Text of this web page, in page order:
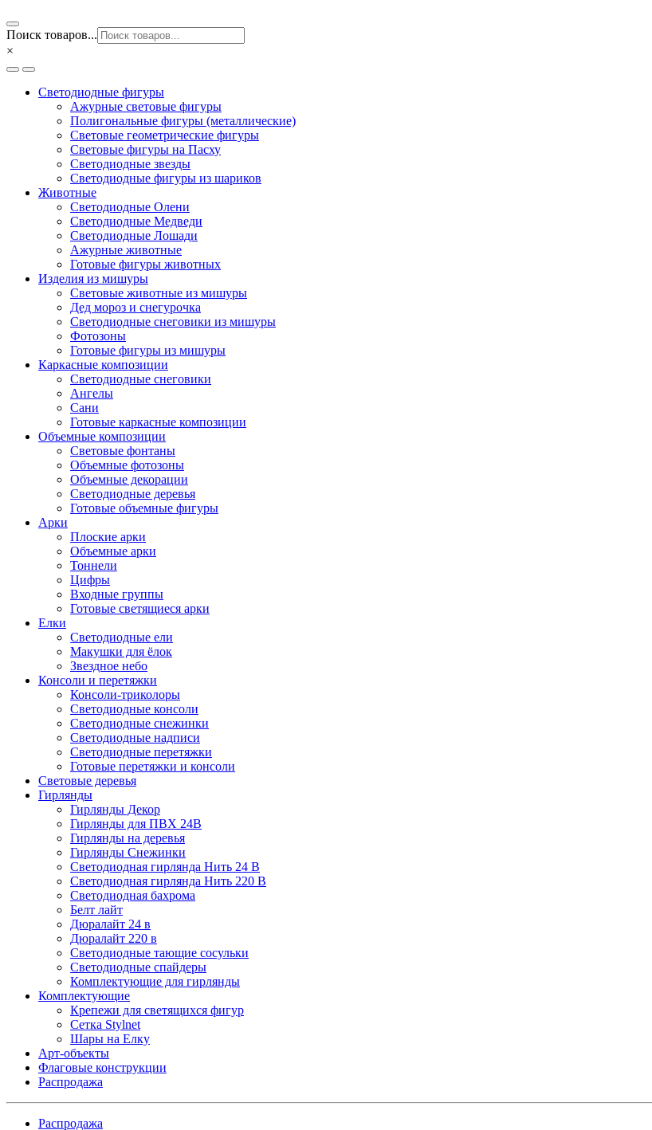
Поиск товаров...
×
Светодиодные фигуры
Ажурные световые фигуры
Полигональные фигуры (металлические)
Световые геометрические фигуры
Световые фигуры на Пасху
Светодиодные звезды
Светодиодные фигуры из шариков
Животные
Светодиодные Олени
Светодиодные Медведи
Светодиодные Лошади
Ажурные животные
Готовые фигуры животных
Изделия из мишуры
Световые животные из мишуры
Дед мороз и снегурочка
Светодиодные снеговики из мишуры
Фотозоны
Готовые фигуры из мишуры
Каркасные композиции
Светодиодные снеговики
Ангелы
Сани
Готовые каркасные композиции
Объемные композиции
Световые фонтаны
Объемные фотозоны
Объемные декорации
Светодиодные деревья
Готовые объемные фигуры
Арки
Плоские арки
Объемные арки
Тоннели
Цифры
Входные группы
Готовые светящиеся арки
Елки
Светодиодные ели
Макушки для ёлок
Звездное небо
Консоли и перетяжки
Консоли-триколоры
Светодиодные консоли
Светодиодные снежинки
Светодиодные надписи
Светодиодные перетяжки
Готовые перетяжки и консоли
Световые деревья
Гирлянды
Гирлянды Декор
Гирлянды для ПВХ 24В
Гирлянды на деревья
Гирлянды Снежинки
Светодиодная гирлянда Нить 24 В
Светодиодная гирлянда Нить 220 В
Светодиодная бахрома
Белт лайт
Дюралайт 24 в
Дюралайт 220 в
Светодиодные тающие сосульки
Светодиодные спайдеры
Комплектующие для гирлянды
Комплектующие
Крепежи для светящихся фигур
Сетка Stylnet
Шары на Елку
Арт-объекты
Флаговые конструкции
Распродажа
Распродажа